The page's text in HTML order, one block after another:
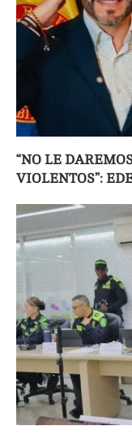
“NO LE
VIOLENTOS”: